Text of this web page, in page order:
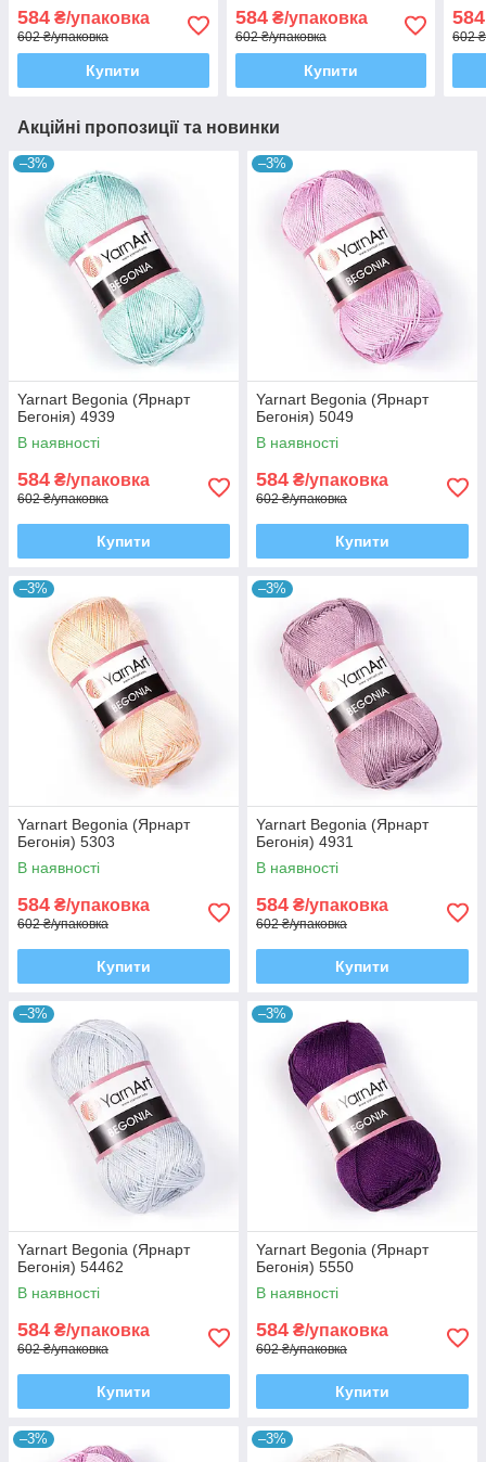
584 ₴/упаковка
602 ₴/упаковка
Купити
584₴/упаковка
602 ₴/упаковка
Купити
584
602
Акційні пропозиції та новинки
–3%
Yarnart Begonia (Ярнарт
Бегонія) 4939
В наявності
584 ₴/упаковка
602 ₴/упаковка
Купити
–3%
Yarnart Begonia (Ярнарт
Бегонія) 5049
В наявності
584 ₴/упаковка
602 ₴/упаковка
Купити
–3%
Yarnart Begonia (Ярнарт
Бегонія) 5303
В наявності
584 ₴/упаковка
602 ₴/упаковка
Купити
–3%
Yarnart Begonia (Ярнарт
Бегонія) 4931
В наявності
584 ₴/упаковка
602 ₴/упаковка
Купити
–3%
Yarnart Begonia (Ярнарт
Бегонія) 54462
В наявності
584 ₴/упаковка
602 ₴/упаковка
Купити
–3%
Yarnart Begonia (Ярнарт
Бегонія) 5550
В наявності
584 ₴/упаковка
602 ₴/упаковка
Купити
–3% –3%